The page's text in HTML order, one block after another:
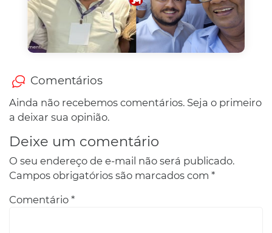
Comentários
Ainda não recebemos comentários. Seja o primeiro
a deixar sua opinião.
Deixe um comentário
O seu endereço de e-mail não será publicado.
Campos obrigatórios são marcados com *
Comentário *